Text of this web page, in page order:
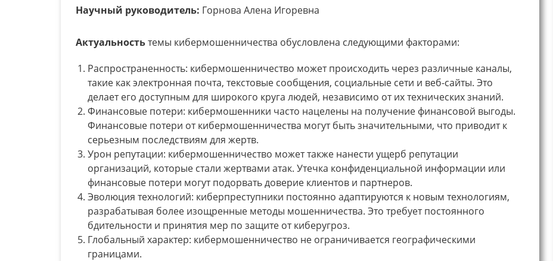
Научный руководитель: Горнова Алена Игоревна
Актуальностьтемы кибермошенничества обусловлена следующими факторами:
Распространенность: кибермошенничество может происходить через различные каналы,
такие как электронная почта, текстовые сообщения, социальные сети и веб-сайты. Это
делает его доступным для широкого круга людей, независимо от их технических знаний.
Финансовые потери: кибермошенники часто нацелены на получение финансовой выгоды.
Финансовые потери от кибермошенничества могут быть значительными, что приводит к
серьезным последствиям для жертв.
Урон репутации: кибермошенничество может также нанести ущерб репутации
организаций, которые стали жертвами атак. Утечка конфиденциальной информации или
финансовые потери могут подорвать доверие клиентов и партнеров.
Эволюция технологий: киберпреступники постоянно адаптируются к новым технологиям,
разрабатывая более изощренные методы мошенничества. Это требует постоянного
бдительности и принятия мер по защите от киберугроз.
Глобальный характер: кибермошенничество не ограничивается географическими
границами.